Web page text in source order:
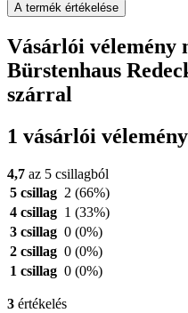
A termék értékelése
Vásárlói vélemény
Bürstenhaus
szárral
1 vásárlói
4,7 az 5 csillagból
5 csillag 2 (66%)
4 csillag 1 (33%)
3 csillag 0 (0%)
2 csillag 0 (0%)
1 csillag 0 (0%)
3 értékelés